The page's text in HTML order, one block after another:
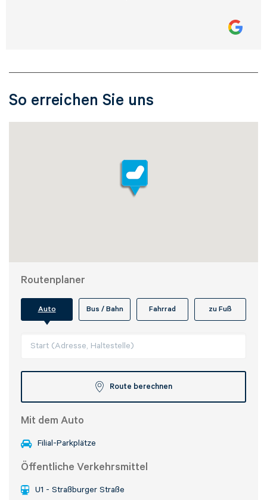
So erreichen Sie uns
Routenplaner
Auto Bus / Bahn Fahrrad zu Fuß
Route berechnen
Mit dem Auto
Filial-Parkplätze
Öffentliche Verkehrsmittel
U1 - Straßburger Straße